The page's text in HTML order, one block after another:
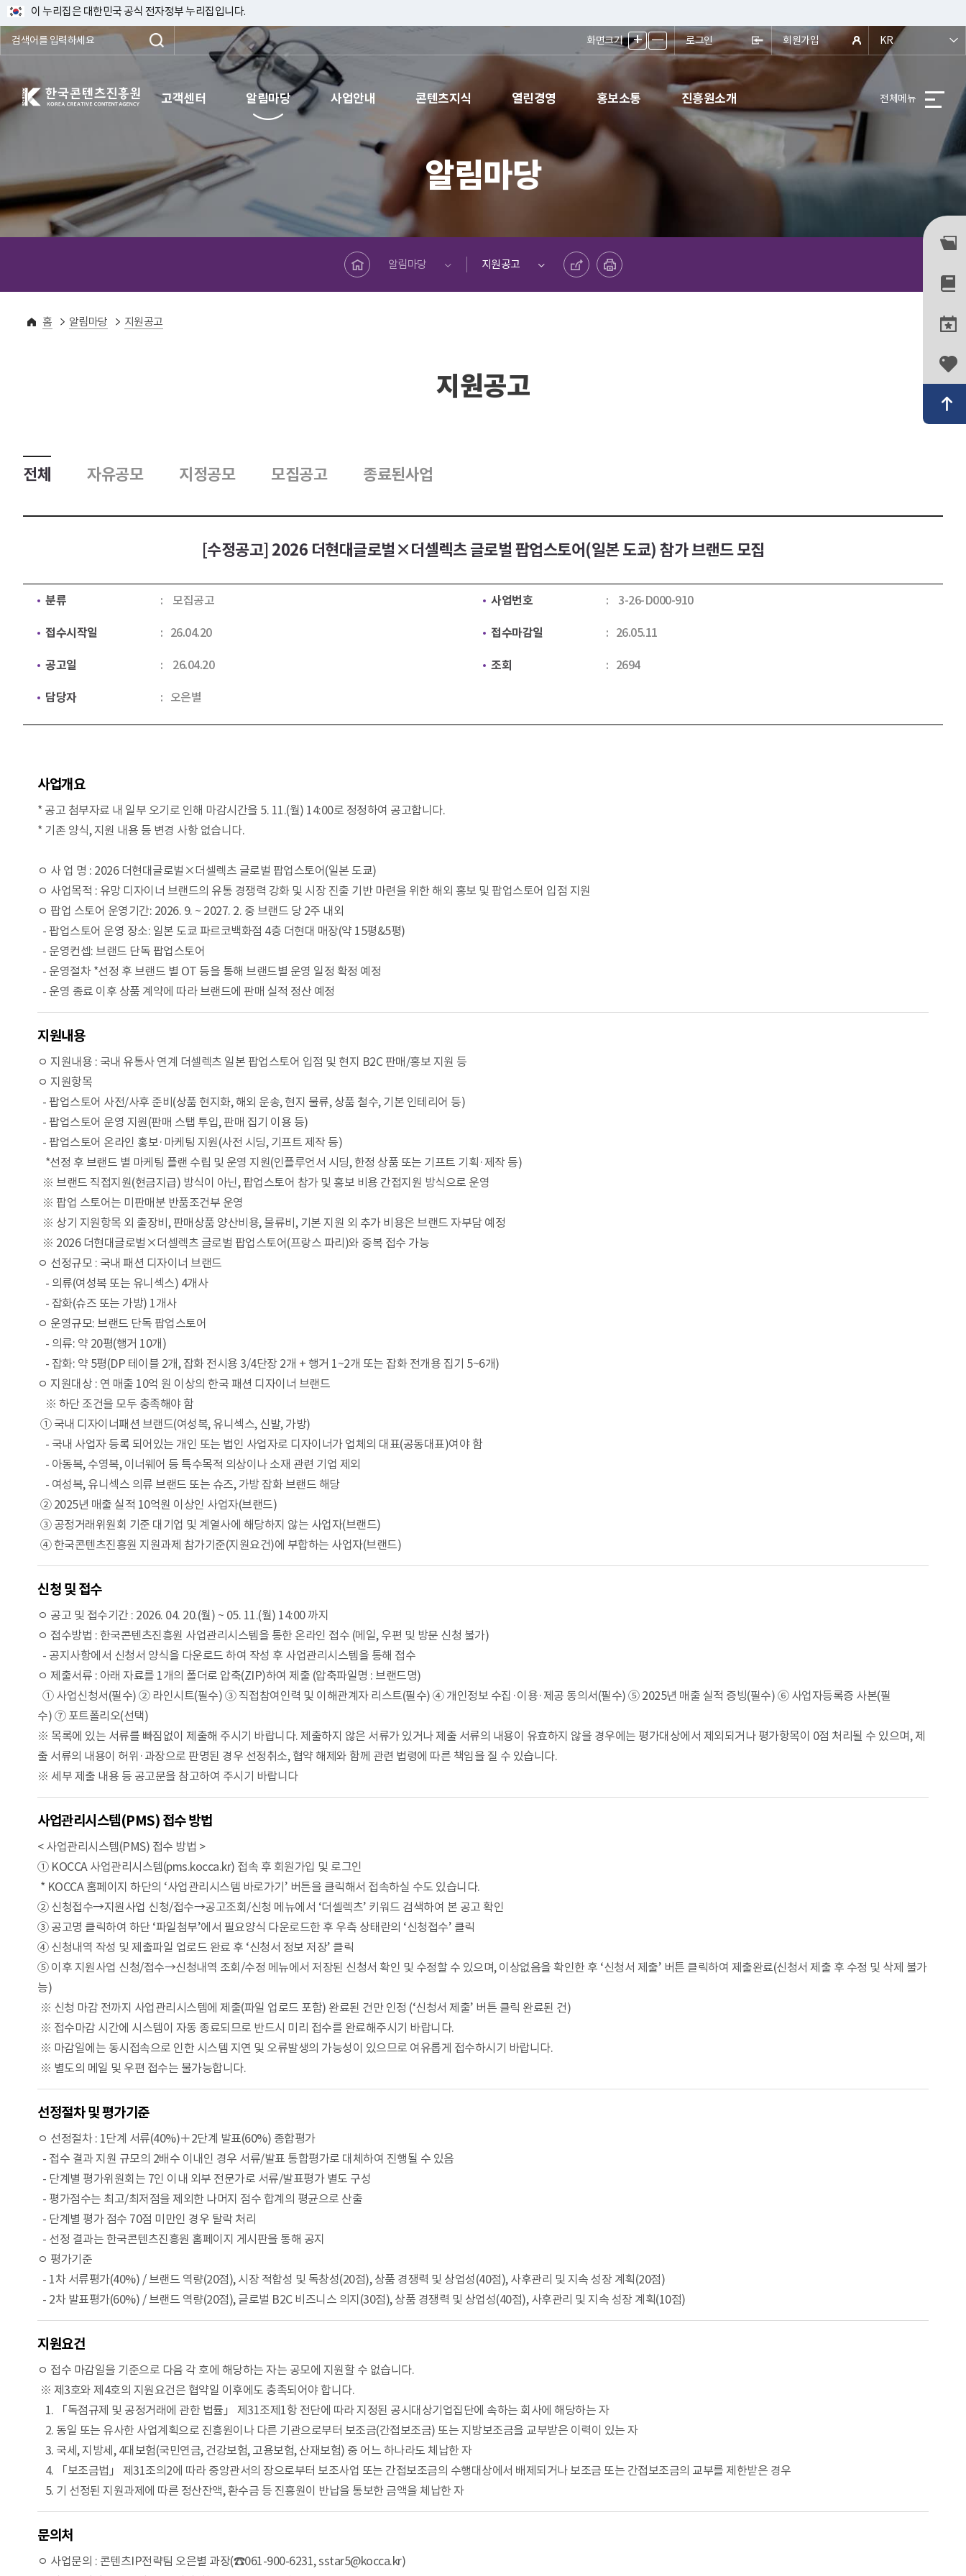
이 누리집은 대한민국 공식 전자정부 누리집입니다.
화면크기 + ㅡ 로그인 회원가입 KR
한국콘텐츠진흥원 KOREA CREATIVE CONTENT AGENCY 고객센터 알림마당 사업안내 콘텐츠지식 열린경영 홍보소통 진흥원소개 전체메뉴
알림마당
메인페이지로 바로가기
알림마당
지원공고
공유하기 프린트하기
홈 알림마당 지원공고
지원공고
전체 자유공모 지정공모 모집공고 종료된사업
[수정공고] 2026 더현대글로벌×더셀렉츠 글로벌 팝업스토어(일본 도쿄) 참가 브랜드 모집
분류 모집공고 사업번호 3-26-D000-910
접수시작일 26.04.20 접수마감일 26.05.11
공고일 26.04.20 조회 2694
담당자 오은별
사업개요
* 공고 첨부자료 내 일부 오기로 인해 마감시간을 5. 11.(월) 14:00로 정정하여 공고합니다.
* 기존 양식, 지원 내용 등 변경 사항 없습니다.
ㅇ 사 업 명 : 2026 더현대글로벌×더셀렉츠 글로벌 팝업스토어(일본 도쿄)
ㅇ 사업목적 : 유망 디자이너 브랜드의 유통 경쟁력 강화 및 시장 진출 기반 마련을 위한 해외 홍보 및 팝업스토어 입점 지원
ㅇ 팝업 스토어 운영기간: 2026. 9. ~ 2027. 2. 중 브랜드 당 2주 내외
- 팝업스토어 운영 장소: 일본 도쿄 파르코백화점 4층 더현대 매장(약 15평&5평)
- 운영컨셉: 브랜드 단독 팝업스토어
- 운영절차 *선정 후 브랜드 별 OT 등을 통해 브랜드별 운영 일정 확정 예정
- 운영 종료 이후 상품 계약에 따라 브랜드에 판매 실적 정산 예정
지원내용
ㅇ 지원내용 : 국내 유통사 연계 더셀렉츠 일본 팝업스토어 입점 및 현지 B2C 판매/홍보 지원 등
ㅇ 지원항목
- 팝업스토어 사전/사후 준비(상품 현지화, 해외 운송, 현지 물류, 상품 철수, 기본 인테리어 등)
- 팝업스토어 운영 지원(판매 스탭 투입, 판매 집기 이용 등)
- 팝업스토어 온라인 홍보·마케팅 지원(사전 시딩, 기프트 제작 등)
*선정 후 브랜드 별 마케팅 플랜 수립 및 운영 지원(인플루언서 시딩, 한정 상품 또는 기프트 기획·제작 등)
※ 브랜드 직접지원(현금지급) 방식이 아닌, 팝업스토어 참가 및 홍보 비용 간접지원 방식으로 운영
※ 팝업 스토어는 미판매분 반품조건부 운영
※ 상기 지원항목 외 출장비, 판매상품 양산비용, 물류비, 기본 지원 외 추가 비용은 브랜드 자부담 예정
※ 2026 더현대글로벌×더셀렉츠 글로벌 팝업스토어(프랑스 파리)와 중복 접수 가능
ㅇ 선정규모 : 국내 패션 디자이너 브랜드
- 의류(여성복 또는 유니섹스) 4개사
- 잡화(슈즈 또는 가방) 1개사
ㅇ 운영규모: 브랜드 단독 팝업스토어
- 의류: 약 20평(행거 10개)
- 잡화: 약 5평(DP 테이블 2개, 잡화 전시용 3/4단장 2개 + 행거 1~2개 또는 잡화 전개용 집기 5~6개)
ㅇ 지원대상 : 연 매출 10억 원 이상의 한국 패션 디자이너 브랜드
※ 하단 조건을 모두 충족해야 함
① 국내 디자이너패션 브랜드(여성복, 유니섹스, 신발, 가방)
- 국내 사업자 등록 되어있는 개인 또는 법인 사업자로 디자이너가 업체의 대표(공동대표)여야 함
- 아동복, 수영복, 이너웨어 등 특수목적 의상이나 소재 관련 기업 제외
- 여성복, 유니섹스 의류 브랜드 또는 슈즈, 가방 잡화 브랜드 해당
② 2025년 매출 실적 10억원 이상인 사업자(브랜드)
③ 공정거래위원회 기준 대기업 및 계열사에 해당하지 않는 사업자(브랜드)
④ 한국콘텐츠진흥원 지원과제 참가기준(지원요건)에 부합하는 사업자(브랜드)
신청 및 접수
ㅇ 공고 및 접수기간 : 2026. 04. 20.(월) ~ 05. 11.(월) 14:00 까지
ㅇ 접수방법 : 한국콘텐츠진흥원 사업관리시스템을 통한 온라인 접수 (메일, 우편 및 방문 신청 불가)
- 공지사항에서 신청서 양식을 다운로드 하여 작성 후 사업관리시스템을 통해 접수
ㅇ 제출서류 : 아래 자료를 1개의 폴더로 압축(ZIP)하여 제출 (압축파일명 : 브랜드명)
① 사업신청서(필수) ② 라인시트(필수) ③ 직접참여인력 및 이해관계자 리스트(필수) ④ 개인정보 수집·이용·제공 동의서(필수) ⑤ 2025년 매출 실적 증빙(필수) ⑥ 사업자등록증 사본(필
수) ⑦ 포트폴리오(선택)
※ 목록에 있는 서류를 빠짐없이 제출해 주시기 바랍니다. 제출하지 않은 서류가 있거나 제출 서류의 내용이 유효하지 않을 경우에는 평가대상에서 제외되거나 평가항목이 0점 처리될 수 있으며, 제
출 서류의 내용이 허위·과장으로 판명된 경우 선정취소, 협약 해제와 함께 관련 법령에 따른 책임을 질 수 있습니다.
※ 세부 제출 내용 등 공고문을 참고하여 주시기 바랍니다
사업관리시스템(PMS) 접수 방법
< 사업관리시스템(PMS) 접수 방법 >
① KOCCA 사업관리시스템(pms.kocca.kr) 접속 후 회원가입 및 로그인
* KOCCA 홈페이지 하단의 ‘사업관리시스템 바로가기’ 버튼을 클릭해서 접속하실 수도 있습니다.
② 신청접수→지원사업 신청/접수→공고조회/신청 메뉴에서 ‘더셀렉츠’ 키워드 검색하여 본 공고 확인
③ 공고명 클릭하여 하단 ‘파일첨부’에서 필요양식 다운로드한 후 우측 상태란의 ‘신청접수’ 클릭
④ 신청내역 작성 및 제출파일 업로드 완료 후 ‘신청서 정보 저장’ 클릭
⑤ 이후 지원사업 신청/접수→신청내역 조회/수정 메뉴에서 저장된 신청서 확인 및 수정할 수 있으며, 이상없음을 확인한 후 ‘신청서 제출’ 버튼 클릭하여 제출완료(신청서 제출 후 수정 및 삭제 불가
능)
※ 신청 마감 전까지 사업관리시스템에 제출(파일 업로드 포함) 완료된 건만 인정 (‘신청서 제출’ 버튼 클릭 완료된 건)
※ 접수마감 시간에 시스템이 자동 종료되므로 반드시 미리 접수를 완료해주시기 바랍니다.
※ 마감일에는 동시접속으로 인한 시스템 지연 및 오류발생의 가능성이 있으므로 여유롭게 접수하시기 바랍니다.
※ 별도의 메일 및 우편 접수는 불가능합니다.
선정절차 및 평가기준
ㅇ 선정절차 : 1단계 서류(40%)＋2단계 발표(60%) 종합평가
- 접수 결과 지원 규모의 2배수 이내인 경우 서류/발표 통합평가로 대체하여 진행될 수 있음
- 단계별 평가위원회는 7인 이내 외부 전문가로 서류/발표평가 별도 구성
- 평가점수는 최고/최저점을 제외한 나머지 점수 합계의 평균으로 산출
- 단계별 평가 점수 70점 미만인 경우 탈락 처리
- 선정 결과는 한국콘텐츠진흥원 홈페이지 게시판을 통해 공지
ㅇ 평가기준
- 1차 서류평가(40%) / 브랜드 역량(20점), 시장 적합성 및 독창성(20점), 상품 경쟁력 및 상업성(40점), 사후관리 및 지속 성장 계획(20점)
- 2차 발표평가(60%) / 브랜드 역량(20점), 글로벌 B2C 비즈니스 의지(30점), 상품 경쟁력 및 상업성(40점), 사후관리 및 지속 성장 계획(10점)
지원요건
ㅇ 접수 마감일을 기준으로 다음 각 호에 해당하는 자는 공모에 지원할 수 없습니다.
※ 제3호와 제4호의 지원요건은 협약일 이후에도 충족되어야 합니다.
1. 「독점규제 및 공정거래에 관한 법률」 제31조제1항 전단에 따라 지정된 공시대상기업집단에 속하는 회사에 해당하는 자
2. 동일 또는 유사한 사업계획으로 진흥원이나 다른 기관으로부터 보조금(간접보조금) 또는 지방보조금을 교부받은 이력이 있는 자
3. 국세, 지방세, 4대보험(국민연금, 건강보험, 고용보험, 산재보험) 중 어느 하나라도 체납한 자
4. 「보조금법」 제31조의2에 따라 중앙관서의 장으로부터 보조사업 또는 간접보조금의 수행대상에서 배제되거나 보조금 또는 간접보조금의 교부를 제한받은 경우
5. 기 선정된 지원과제에 따른 정산잔액, 환수금 등 진흥원이 반납을 통보한 금액을 체납한 자
문의처
ㅇ 사업문의 : 콘텐츠IP전략팀 오은별 과장(☎061-900-6231, sstar5@kocca.kr)